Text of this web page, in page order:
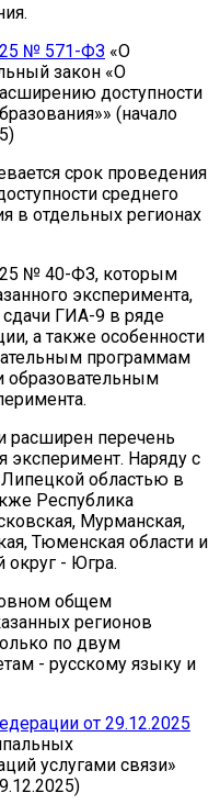
№ 571-ФЗ «О
закон «О
доступности
(начало
срок проведения
среднего
в отдельных регионах
№ 40-ФЗ, которым
эксперимента,
ГИА-9 в ряде
а также особенности
программам
образовательным
расширен перечень
эксперимент. Наряду с
областью в
Республика
Мурманская,
Тюменская области и
- Югра.
общем
регионов
по двум
- русскому языку и
от 29.12.2025
услугами связи»